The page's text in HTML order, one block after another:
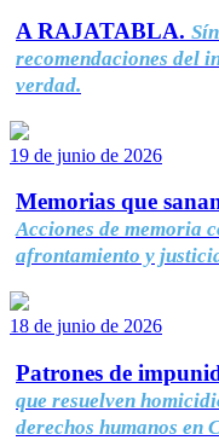
A RAJATABLA.
recomendaciones del
verdad.
19 de junio de 2026
Memorias que
Acciones de memoria
afrontamiento y
18 de junio de 2026
Patrones de
que resuelven
derechos humanos en